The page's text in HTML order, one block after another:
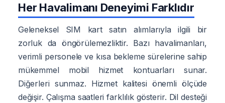
Her Havalimanı Deneyimi Farklıdır
Geleneksel SIM kart satın alımlarıyla ilgili bir
zorluk da öngörülemezliktir. Bazı havalimanları,
verimli personele ve kısa bekleme sürelerine sahip
mükemmel mobil hizmet kontuarları sunar.
Diğerleri sunmaz. Hizmet kalitesi önemli ölçüde
değişir. Çalışma saatleri farklılık gösterir. Dil desteği